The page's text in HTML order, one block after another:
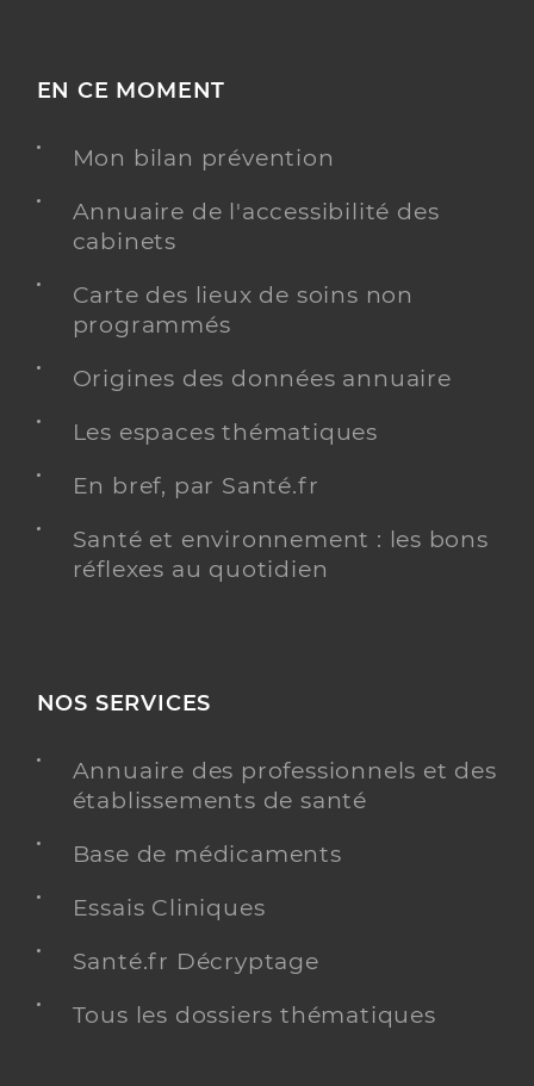
EN CE MOMENT
Mon bilan prévention
Annuaire de l'accessibilité des
cabinets
Carte des lieux de soins non
programmés
Origines des données annuaire
Les espaces thématiques
En bref, par Santé.fr
Santé et environnement : les bons
réflexes au quotidien
NOS SERVICES
Annuaire des professionnels et des
établissements de santé
Base de médicaments
Essais Cliniques
Santé.fr Décryptage
Tous les dossiers thématiques